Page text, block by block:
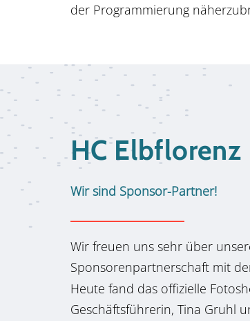
der Programmierung
HC Elbflorenz
Wir sind Sponsor-Partner!
Wir freuen uns sehr über
Sponsorenpartnerschaft mit
Heute fand das offizielle
Geschäftsführerin, Tina Gruhl